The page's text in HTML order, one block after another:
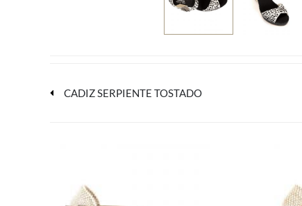
CADIZ SERPIENTE TOSTADO